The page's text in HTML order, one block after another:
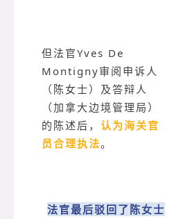
但法官Yves De
Montigny审阅申诉人
（陈女士）及答辩人
（加拿大边境管理局）
的陈述后， 认为海关官
员合理执法。
法官最后驳回了陈女士